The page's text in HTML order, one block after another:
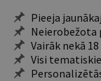
Pieeja
Neierobežota
Vairāk nekā
Visi